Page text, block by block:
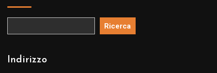
Ricerca
Indirizzo